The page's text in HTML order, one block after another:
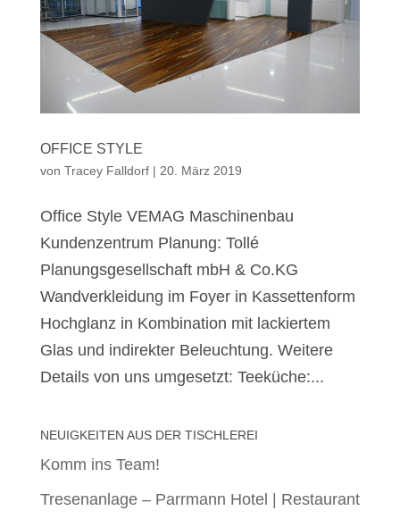
OFFICE STYLE
von Tracey Falldorf| 20. März 2019
Office Style VEMAG Maschinenbau
Kundenzentrum Planung: Tollé
Planungsgesellschaft mbH & Co.KG
Wandverkleidung im Foyer in Kassettenform
Hochglanz in Kombination mit lackiertem
Glas und indirekter Beleuchtung. Weitere
Details von uns umgesetzt: Teeküche:...
NEUIGKEITEN AUS DER TISCHLEREI
Komm ins Team!
Tresenanlage – Parrmann Hotel | Restaurant